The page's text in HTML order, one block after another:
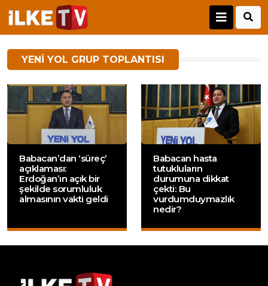
YENI YOL GRUP TOPLANTISI
Babacan’dan ‘süreç’
açıklaması:
Erdoğan’ın açık bir
şekilde sorumluluk
almasının vakti geldi
Babacan hasta
tutukluların
durumuna dikkat
çekti: Bu
vurdumduymazlık
nedir?